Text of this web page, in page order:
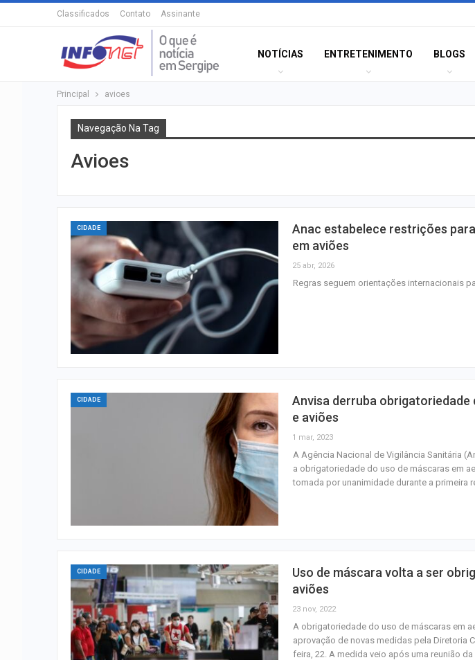
Classificados Contato Assinante
NOTÍCIAS ENTRETENIMENTO BLOGS
Principal avioes
Navegação Na Tag
Avioes
CIDADE
Anac estabelece restrições
em aviões
25 abr, 2026
Regras seguem orientações internacionais
CIDADE
Anvisa derruba
e aviões
1 mar, 2023
A Agência Nacional de Vigilância Sanitária
a obrigatoriedade do uso de máscaras em
tomada por unanimidade durante a primeira
CIDADE
Uso de máscara volta a ser
aviões
23 nov, 2022
A obrigatoriedade do uso de máscaras em
aprovação de novas medidas pela Diretoria
feira, 22. A medida veio após uma reunião da